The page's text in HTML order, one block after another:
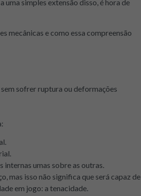
uma simples extensão disso, é hora de
mecânicas e como essa compreensão
sofrer ruptura ou deformações
internas umas sobre as outras.
mas isso não significa que será capaz de
em jogo: a tenacidade.